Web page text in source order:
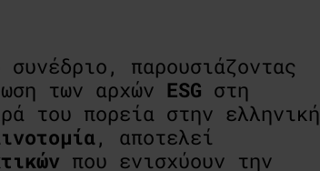
παρουσιάζοντας
των αρχών ESG στη
του πορεία στην ελληνική
, αποτελεί
που ενισχύουν την